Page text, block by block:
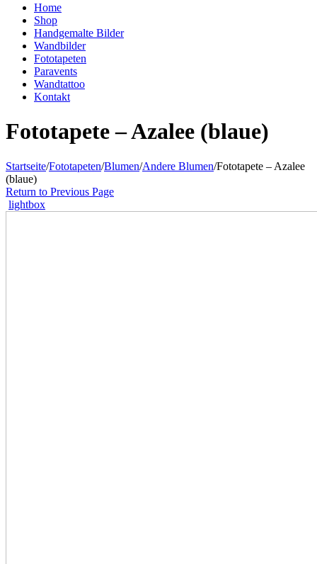
Home
Shop
Handgemalte Bilder
Wandbilder
Fototapeten
Paravents
Wandtattoo
Kontakt
Fototapete – Azalee (blaue)
Startseite/Fototapeten/Blumen/Andere Blumen/Fototapete – Azalee
(blaue)
Return to Previous Page
lightbox